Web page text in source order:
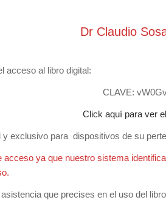
Dr Claudio
acceso al libro digital:
CLAVE:
Click aquí para ver
y exclusivo para dispositivos de su
ya que nuestro sistema
que precises en el uso del